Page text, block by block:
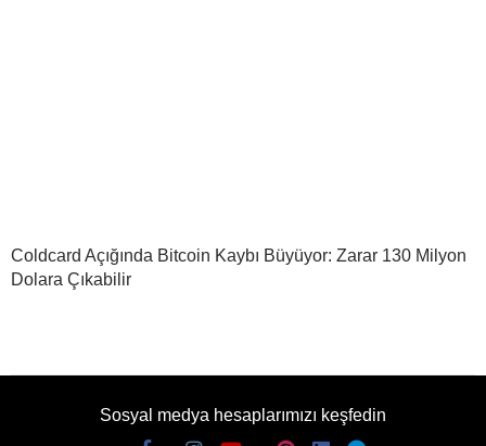
Coldcard Açığında Bitcoin Kaybı Büyüyor: Zarar 130 Milyon
Dolara Çıkabilir
Sosyal medya hesaplarımızı keşfedin